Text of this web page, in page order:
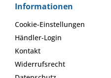
Informationen
Cookie-Einstellungen
Händler-Login
Kontakt
Widerrufsrecht